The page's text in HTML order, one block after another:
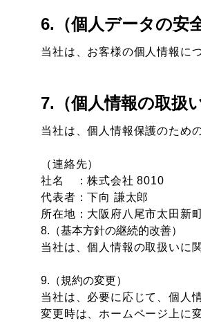
6.（個人データの安
当社は、お客様の個人情報に
7.（個人情報の取扱
当社は、個人情報保護のため
（連絡先）
社名 ：株式会社 8010
代表者：下向 謙太郎
所在地：大阪府八尾市太田新
8.（基本方針の継続的改善）
当社は、個人情報の取扱いに
9.（規約の変更）
当社は、必要に応じて、個人
変更時は、ホームページ上に